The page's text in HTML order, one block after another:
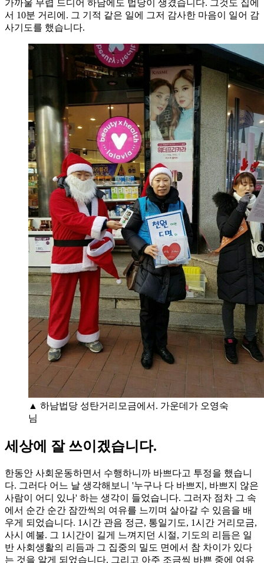
가까울 무렵 드디어 하남에도 법당이 생겼습니다. 그것도 집에
서 10분 거리에. 그 기적 같은 일에 그저 감사한 마음이 일어 감
사기도를 했습니다.
▲ 하남법당 성탄거리모금에서. 가운데가 오영숙
님
세상에 잘 쓰이겠습니다.
한동안 사회운동하면서 수행하니까 바쁘다고 투정을 했습니
다. 그러다 어느 날 생각해보니 '누구나 다 바쁘지, 바쁘지 않은
사람이 어디 있나' 하는 생각이 들었습니다. 그러자 점차 그 속
에서 순간 순간 잠깐씩의 여유를 느끼며 살아갈 수 있음을 배
우게 되었습니다. 1시간 관음 정근, 통일기도, 1시간 거리모금,
사시 예불. 그 1시간이 길게 느껴지던 시절, 기도의 리듬은 일
반 사회생활의 리듬과 그 집중의 밀도 면에서 참 차이가 있다
는 것을 알게 되었습니다. 그리고 아주 조금씩 바쁜 중에 여유